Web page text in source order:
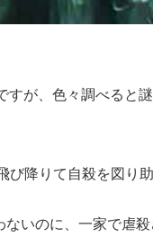
が、色々調べると
び降りて自殺を図り
いのに、一家で虐